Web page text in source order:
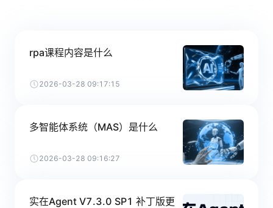
rpa课程内容是什么
2026-03-28 09:17:15
多智能体系统（MAS）是什么
2026-03-28 09:16:27
实在Agent V7.3.0 SP1 补丁版更